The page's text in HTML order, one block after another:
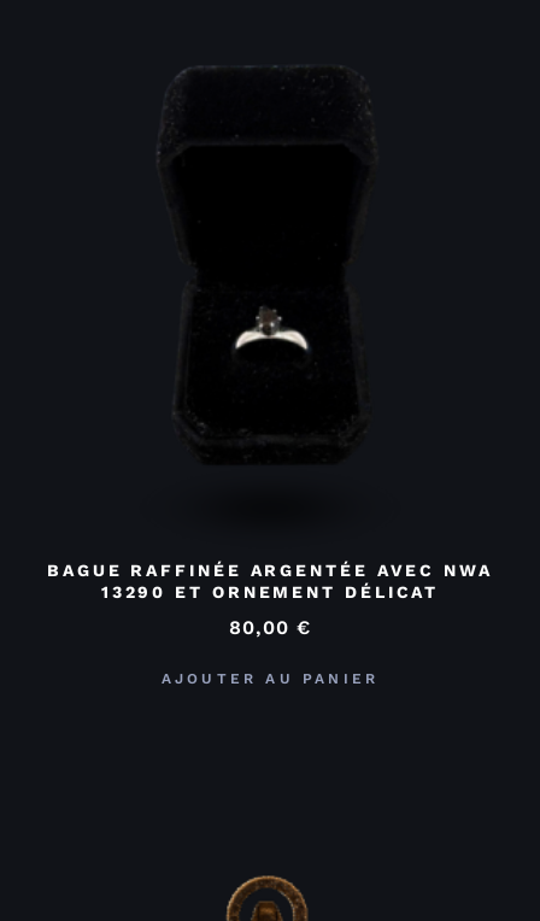
BAGUE RAFFINÉE ARGENTÉE AVEC NWA
13290 ET ORNEMENT DÉLICAT
80,00 €
AJOUTER AU PANIER